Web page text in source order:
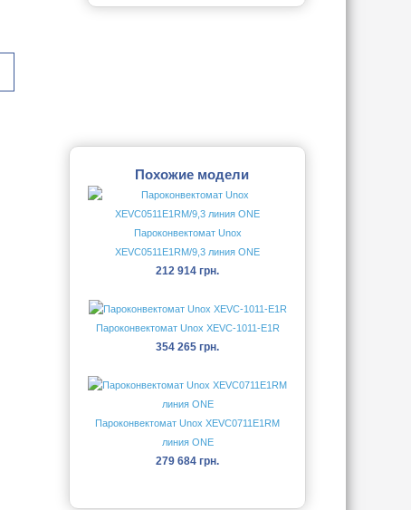
Похожие модели
Пароконвектомат Unox
XEVC0511E1RM/9,3 линия ONE
212 914 грн.
Пароконвектомат Unox XEVC-1011-E1R
354 265 грн.
Пароконвектомат Unox XEVC0711E1RM
линия ONE
279 684 грн.